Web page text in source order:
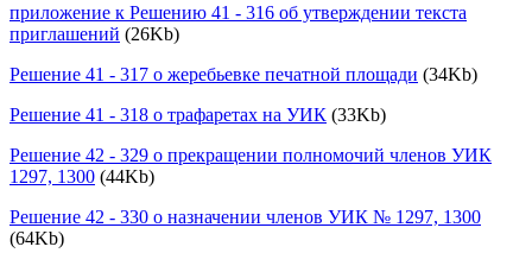
приложение к Решению 41 - 316 об утверждении текста
приглашений (26Kb)
Решение 41 - 317 о жеребьевке печатной площади (34Kb)
Решение 41 - 318 о трафаретах на УИК (33Kb)
Решение 42 - 329 о прекращении полномочий членов УИК
1297, 1300 (44Kb)
Решение 42 - 330 о назначении членов УИК № 1297, 1300
(64Kb)